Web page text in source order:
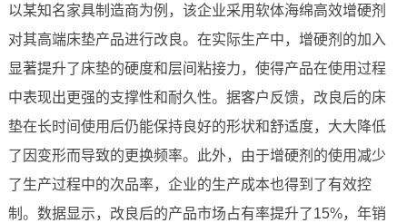
以某知名家具制造商为例，该企业采用软体海绵高效增硬剂
对其高端床垫产品进行改良。在实际生产中，增硬剂的加入
显著提升了床垫的硬度和层间粘接力，使得产品在使用过程
中表现出更强的支撑性和耐久性。据客户反馈，改良后的床
垫在长时间使用后仍能保持良好的形状和舒适度，大大降低
了因变形而导致的更换频率。此外，由于增硬剂的使用减少
了生产过程中的次品率，企业的生产成本也得到了有效控
制。数据显示，改良后的产品市场占有率提升了15%，年销